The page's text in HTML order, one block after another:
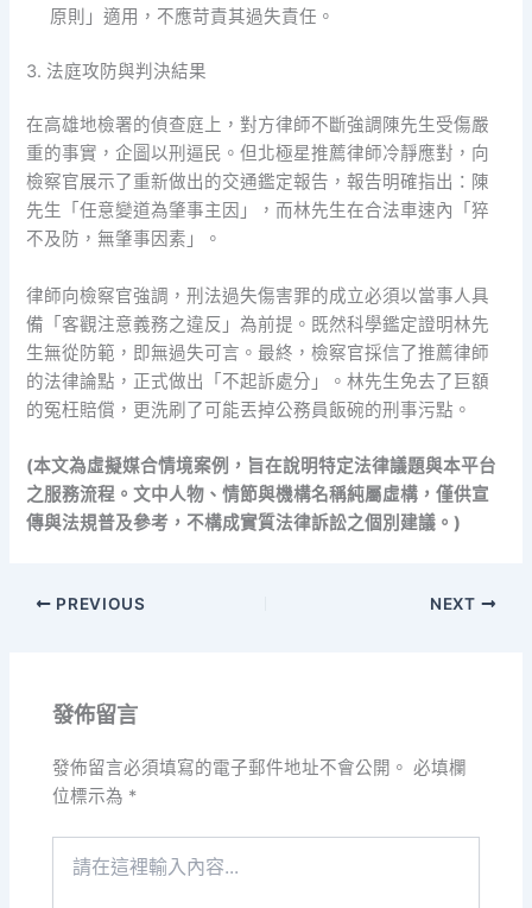
原則」適用，不應苛責其過失責任。
3. 法庭攻防與判決結果
在高雄地檢署的偵查庭上，對方律師不斷強調陳先生受傷嚴
重的事實，企圖以刑逼民。但北極星推薦律師冷靜應對，向
檢察官展示了重新做出的交通鑑定報告，報告明確指出：陳
先生「任意變道為肇事主因」，而林先生在合法車速內「猝
不及防，無肇事因素」。
律師向檢察官強調，刑法過失傷害罪的成立必須以當事人具
備「客觀注意義務之違反」為前提。既然科學鑑定證明林先
生無從防範，即無過失可言。最終，檢察官採信了推薦律師
的法律論點，正式做出「不起訴處分」。林先生免去了巨額
的冤枉賠償，更洗刷了可能丟掉公務員飯碗的刑事污點。
(本文為虛擬媒合情境案例，旨在說明特定法律議題與本平台
之服務流程。文中人物、情節與機構名稱純屬虛構，僅供宣
傳與法規普及參考，不構成實質法律訴訟之個別建議。)
PREVIOUS NEXT
發佈留言
發佈留言必須填寫的電子郵件地址不會公開。 必填欄
位標示為 *